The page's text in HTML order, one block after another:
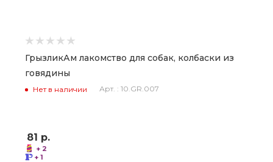
ГрызликАм лакомство для собак, колбаски из
говядины
Нет в наличии Арт. : 10.GR.007
81 р.
+ 2
+ 1